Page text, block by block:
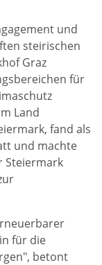
und
steirischen
Graz
für
Land
fand als
und machte
Steiermark
für die
betont